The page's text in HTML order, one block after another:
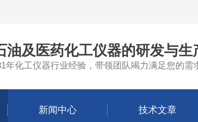
油及医药化工仪器的研发与生
年化工仪器行业经验，带领团队竭力满足您的需
新闻中心 技术文章